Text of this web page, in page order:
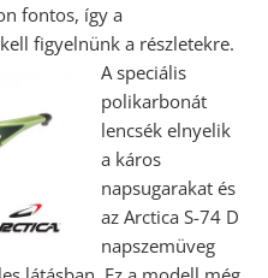
fontos, így a
figyelnünk a részletekre.
A speciális
polikarbonát
lencsék elnyelik
a káros
napsugarakat és
az Arctica S-74 D
napszemüveg